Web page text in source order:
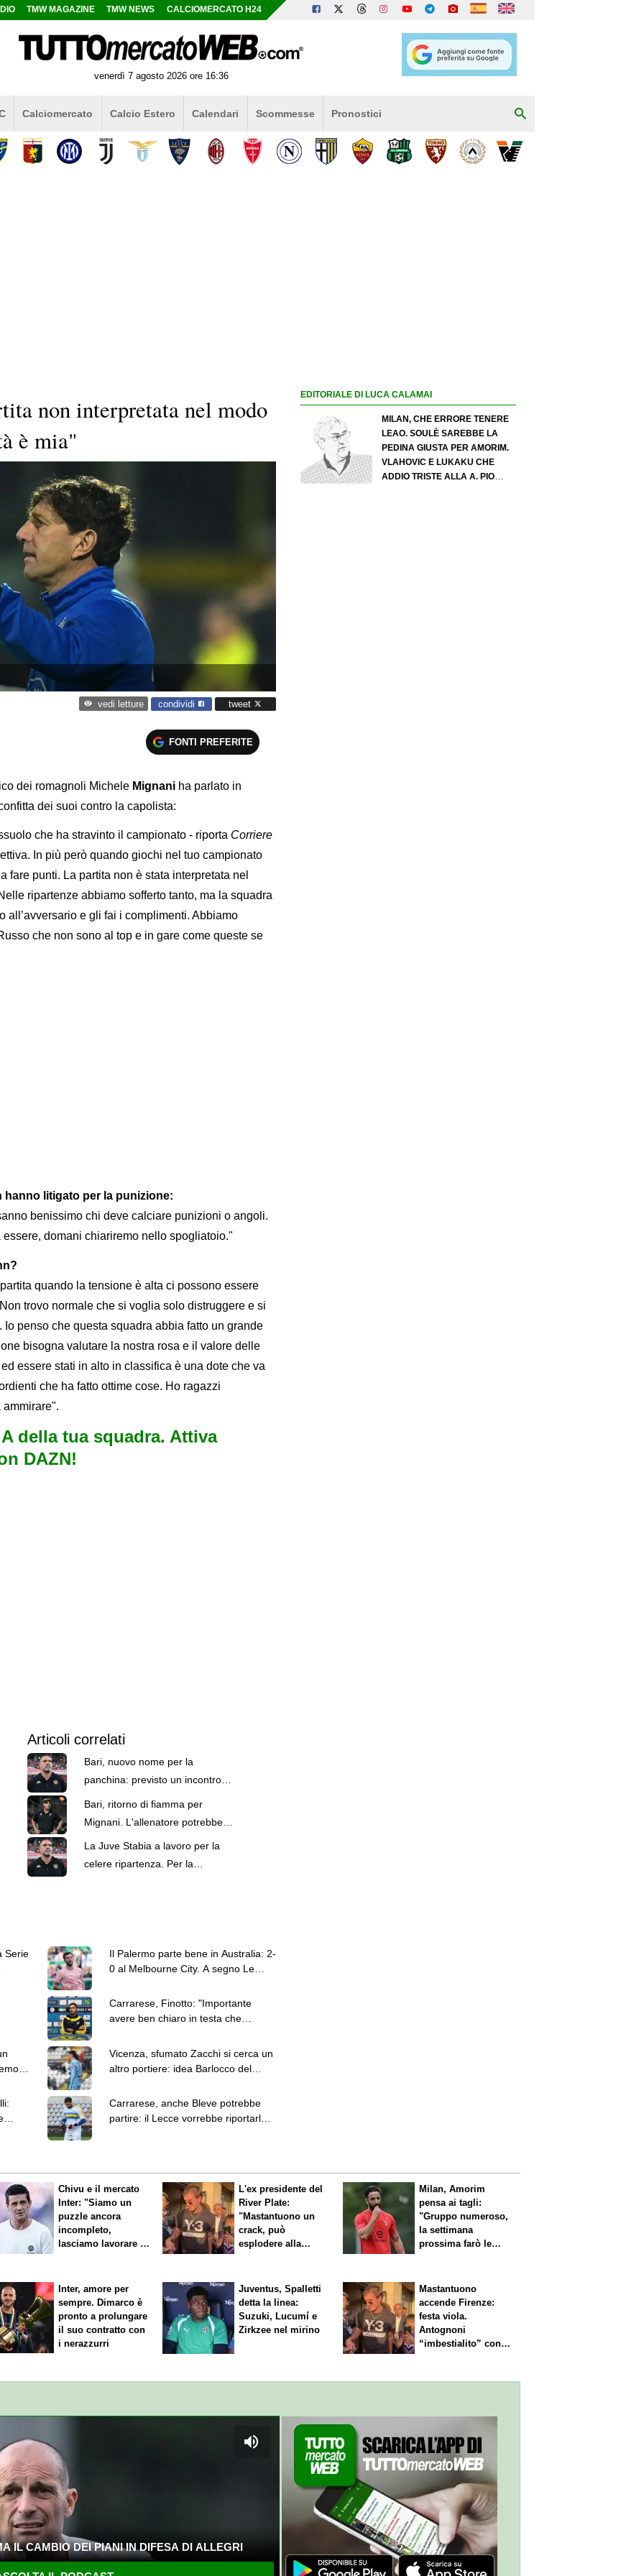
TMW MAGAZINE TMW NEWS CALCIOMERCATO H24
venerdì 7 agosto 2026 ore 16:36
Calciomercato Calcio Estero Calendari Scommesse Pronostici
non interpretata nel modo
è mia"
vedi letture condividi tweet
FONTI PREFERITE
dei romagnoli Michele Mignani ha parlato in
dei suoi contro la capolista:
che ha stravinto il campionato - riporta Corriere
In più però quando giochi nel tuo campionato
fare punti. La partita non è stata interpretata nel
ripartenze abbiamo sofferto tanto, ma la squadra
all’avversario e gli fai i complimenti. Abbiamo
che non sono al top e in gare come queste se
litigato per la punizione:
benissimo chi deve calciare punizioni o angoli.
domani chiariremo nello spogliatoio."
quando la tensione è alta ci possono essere
trovo normale che si voglia solo distruggere e si
penso che questa squadra abbia fatto un grande
bisogna valutare la nostra rosa e il valore delle
essere stati in alto in classifica è una dote che va
che ha fatto ottime cose. Ho ragazzi
della tua squadra. Attiva
DAZN!
Articoli correlati
Bari, nuovo nome per la
panchina: previsto un incontro
Bari, ritorno di fiamma per
Mignani. L'allenatore potrebbe
tornare dopo tre anni
La Juve Stabia a lavoro per la
celere ripartenza. Per la
Serie
Il Palermo parte bene in Australia: 2-
0 al Melbourne City. A segno Le
Carrarese, Finotto: "Importante
avere ben chiaro in testa che
il
Vicenza, sfumato Zacchi si cerca un
altro portiere: idea Barlocco del
Carrarese, anche Bleve potrebbe
partire: il Lecce vorrebbe riportarlo a
EDITORIALE DI LUCA CALAMAI
MILAN, CHE ERRORE TENERE
LEAO. SOULÈ SAREBBE LA
PEDINA GIUSTA PER AMORIM.
VLAHOVIC E LUKAKU CHE
ADDIO TRISTE ALLA A. PIO
Chivu e il mercato
Inter: "Siamo un
puzzle ancora
incompleto,
lasciamo lavorare i
L'ex presidente del
River Plate:
"Mastantuono un
crack, può
esplodere alla
Milan, Amorim
pensa ai tagli:
"Gruppo numeroso,
la settimana
prossima farò le
Inter, amore per
sempre. Dimarco è
pronto a prolungare
il suo contratto con
i nerazzurri
Juventus, Spalletti
detta la linea:
Suzuki, Lucumí e
Zirkzee nel mirino
Mastantuono
accende Firenze:
festa viola.
Antognoni
“imbestialito” con
IL CAMBIO DEI PIANI IN DIFESA DI ALLEGRI